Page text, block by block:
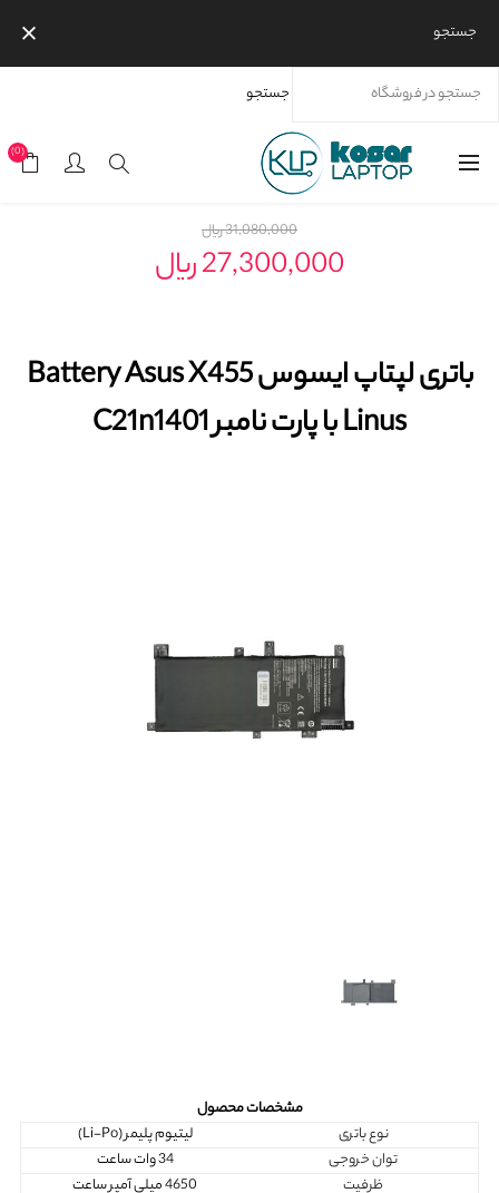
جستجو
جستجو
(0)
باتری لپتاپ ایسوس Battery Asus X455 Linus با پارت نامبر C21n1401
باتری لپتاپ ایسوس Battery Asus X455
Linus با پارت نامبر C21n1401
مشخصات محصول
نوع باتری
لیتیوم پلیمر (Li-Po)
توان خروجی
34 وات ساعت
ظرفیت
4650 میلی آمپر ساعت
31,080,000 ریال
27,300,000 ریال